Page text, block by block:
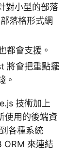
對小型的部落
落格形式網
都會支援。
將會把重點擺
。
技術加上
使用的後端資
各種系統
ORM 來連結